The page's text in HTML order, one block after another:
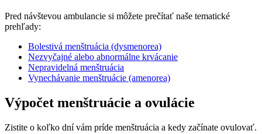
Pred návštevou ambulancie si môžete prečítať naše tematické
prehľady:
Bolestivá menštruácia (dysmenorea)
Nezvyčajné alebo abnormálne krvácanie
Nepravidelná menštruácia
Vynechávanie menštruácie (amenorea)
Výpočet menštruácie a ovulácie
Zistite o koľko dní vám príde menštruácia a kedy začínate ovulovať.